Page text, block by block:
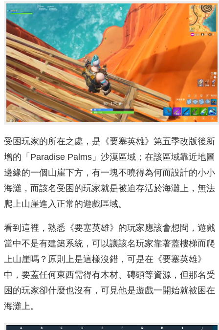
受困玩家的所在之處，是《要塞英雄》第五季改版後新
增的「Paradise Palms」沙漠區域；在該區域靠近地圖
邊緣的一個山崖下方，有一塊不曉得為何而設計的小小
海灘，而該名受困的玩家就是被迫存活於海灘上，無法
爬上山崖進入正常的遊戲區域。
看到這裡，熟悉《要塞英雄》的玩家應該會想問，遊戲
當中不是有建築系統，可以讓該名玩家靠著蓋樓梯而爬
上山崖嗎？原則上是這樣沒錯，可是在《要塞英雄》
中，要蓋任何東西需得有木材、磚頭等資源，但那名受
困的玩家卻什麼也沒有，可見他是遊戲一開始就被困在
海灘上。